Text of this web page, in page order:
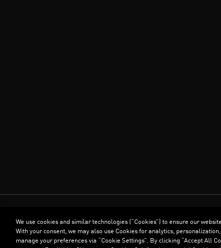
We use cookies and similar technologies (“Cookies”) to ensure our
With your consent, we may also use Cookies for analytics,
manage your preferences via “Cookie Settings”. By clicking “Accept All